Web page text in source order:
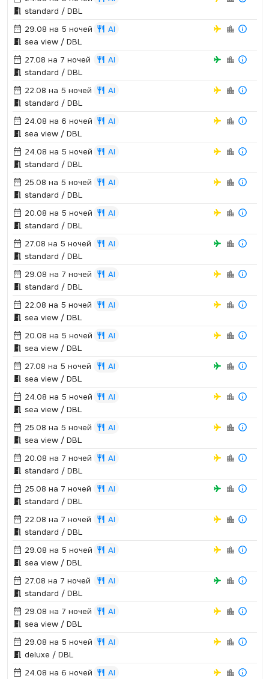
standard / DBL
29.08 на 5 ночей
AI
sea view / DBL
27.08 на 7 ночей
AI
standard / DBL
22.08 на 5 ночей
AI
standard / DBL
24.08 на 6 ночей
AI
sea view / DBL
24.08 на 5 ночей
AI
standard / DBL
25.08 на 5 ночей
AI
standard / DBL
20.08 на 5 ночей
AI
standard / DBL
27.08 на 5 ночей
AI
standard / DBL
29.08 на 7 ночей
AI
standard / DBL
22.08 на 5 ночей
AI
sea view / DBL
20.08 на 5 ночей
AI
sea view / DBL
27.08 на 5 ночей
AI
sea view / DBL
24.08 на 5 ночей
AI
sea view / DBL
25.08 на 5 ночей
AI
sea view / DBL
20.08 на 7 ночей
AI
standard / DBL
25.08 на 7 ночей
AI
standard / DBL
22.08 на 7 ночей
AI
standard / DBL
29.08 на 5 ночей
AI
sea view / DBL
27.08 на 7 ночей
AI
standard / DBL
29.08 на 7 ночей
AI
sea view / DBL
29.08 на 5 ночей
AI
deluxe / DBL
24.08 на 6 ночей
AI